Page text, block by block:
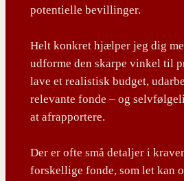
potentielle bevillinger.
Helt konkret hjælper jeg dig
udforme den skarpe vinkel til
lave et realistisk budget,
relevante fonde – og
at afrapportere.
Der er ofte små detaljer i
forskellige fonde, som let kan